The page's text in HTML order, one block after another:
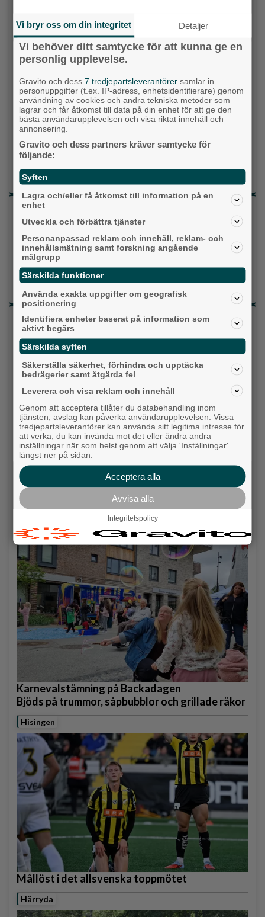
Vänsterpartiet
Sverigedemokraterna
Kristdemokraterna
Centerpartiet
Liberalerna
Vet ej
Fastighetsägarna vill ha ny hyresmodell –
Hyresgästföreningen kritiska
Då börjar tågen rulla igen: ”Vi ligger bra i fas”
Ny pastor i Equmeniakyrkan Långared
Senaste artiklarna
Alingsås
Krögarnas kamp när tågen står stilla: "Vi
försöker bara överleva”
Backa/Kärra
Karnevalstämning på Backadagen
Bjöds på trummor, såpbubblor och grillade räkor
Hisingen
Mållöst i det allsvenska toppmötet
Härryda
Vi bryr oss om din integritet Detaljer
Vi behöver ditt samtycke för att kunna ge en
personlig upplevelse.
Gravito och dess7 tredjepartsleverantörer samlar in
personuppgifter (t.ex. IP-adress, enhetsidentifierare) genom
användning av cookies och andra tekniska metoder som
lagrar och får åtkomst till data på din enhet för att ge den
bästa användarupplevelsen och visa riktat innehåll och
annonsering.
Gravito och dess partners kräver samtycke för
följande:
Syften
Lagra och/eller få åtkomst till information på en
enhet
Utveckla och förbättra tjänster
Personanpassad reklam och innehåll, reklam- och
innehållsmätning samt forskning angående
målgrupp
Särskilda funktioner
Använda exakta uppgifter om geografisk
positionering
Identifiera enheter baserat på information som
aktivt begärs
Särskilda syften
Säkerställa säkerhet, förhindra och upptäcka
bedrägerier samt åtgärda fel
Leverera och visa reklam och innehåll
Genom att acceptera tillåter du databehandling inom
tjänsten, avslag kan påverka användarupplevelsen. Vissa
tredjepartsleverantörer kan använda sitt legitima intresse för
att verka, du kan invända mot det eller ändra andra
inställningar när som helst genom att välja 'Inställningar'
längst ner på sidan.
Acceptera alla
Avvisa alla
Integritetspolicy